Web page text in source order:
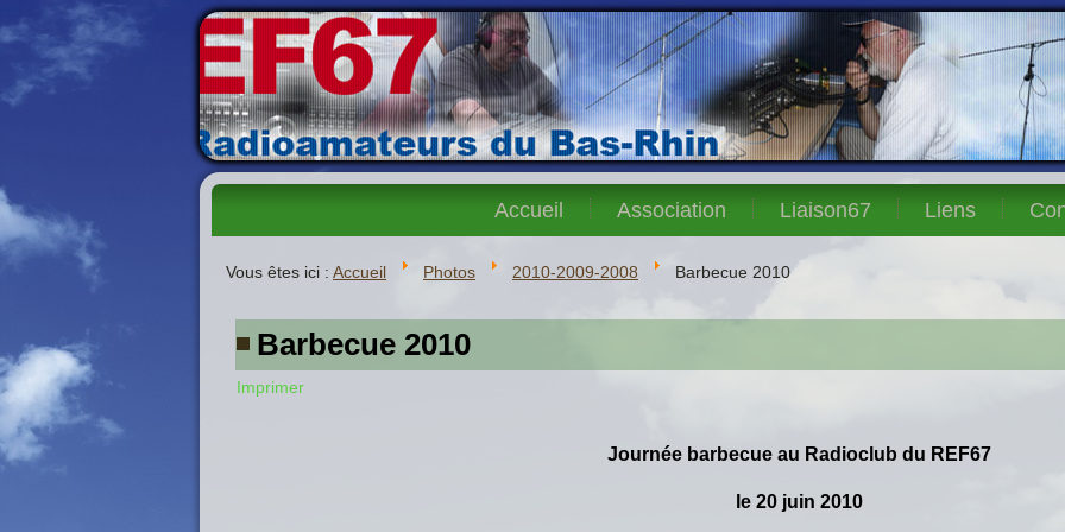
Accueil Association Liaison67 Liens
Vous êtes ici : Accueil Photos 2010-2009-2008 Barbecue 2010
Barbecue 2010
Imprimer
Journée barbecue au Radioclub du REF67
le 20 juin 2010